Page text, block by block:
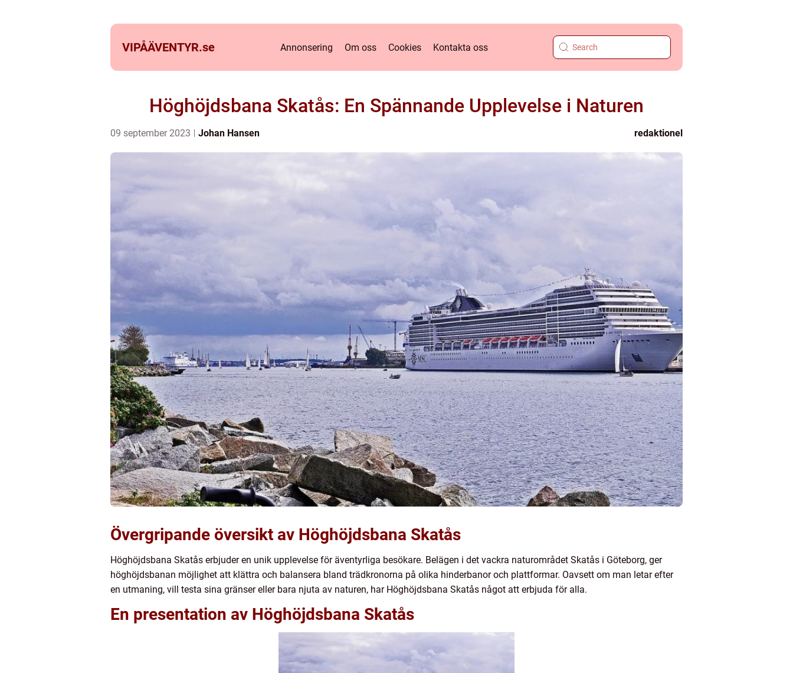
VIPÅÄVENTYR.se Annonsering Om oss Cookies Kontakta oss
Höghöjdsbana Skatås: En Spännande Upplevelse i Naturen
09 september 2023 Johan Hansen redaktionel
Övergripande översikt av Höghöjdsbana Skatås
Höghöjdsbana Skatås erbjuder en unik upplevelse för äventyrliga besökare. Belägen i det vackra naturområdet Skatås i Göteborg, ger
höghöjdsbanan möjlighet att klättra och balansera bland trädkronorna på olika hinderbanor och plattformar. Oavsett om man letar efter
en utmaning, vill testa sina gränser eller bara njuta av naturen, har Höghöjdsbana Skatås något att erbjuda för alla.
En presentation av Höghöjdsbana Skatås